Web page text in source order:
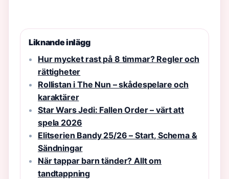
Liknande inlägg
Hur mycket rast på 8 timmar? Regler och
rättigheter
Rollistan i The Nun – skådespelare och
karaktärer
Star Wars Jedi: Fallen Order – värt att
spela 2026
Elitserien Bandy 25/26 – Start, Schema &
Sändningar
När tappar barn tänder? Allt om
tandtappning